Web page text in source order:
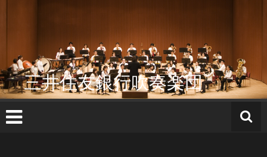
へ
ス
キ
ッ
三井住友銀行吹奏楽団